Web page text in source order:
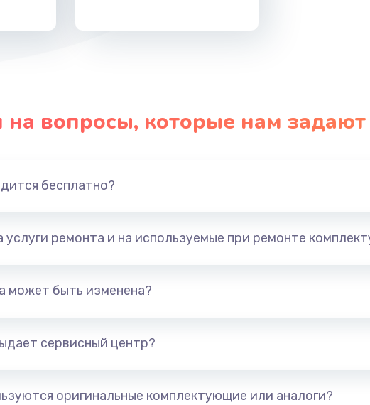
вопросы, которые нам
бесплатно?
услуги ремонта и на используемые при ремонте
может быть изменена?
сервисный центр?
оригинальные комплектующие или аналоги?